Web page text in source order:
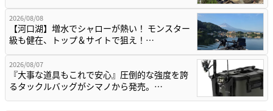
2026/08/08
【河口湖】増水でシャローが熱い！ モンスター
級も健在、トップ＆サイトで狙え！…
2026/08/07
『大事な道具もこれで安心』圧倒的な強度を誇
るタックルバッグがシマノから発売。…